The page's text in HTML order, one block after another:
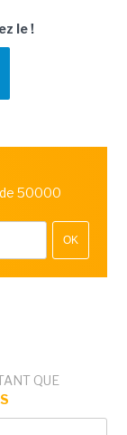
le !
50000
OK
QUE